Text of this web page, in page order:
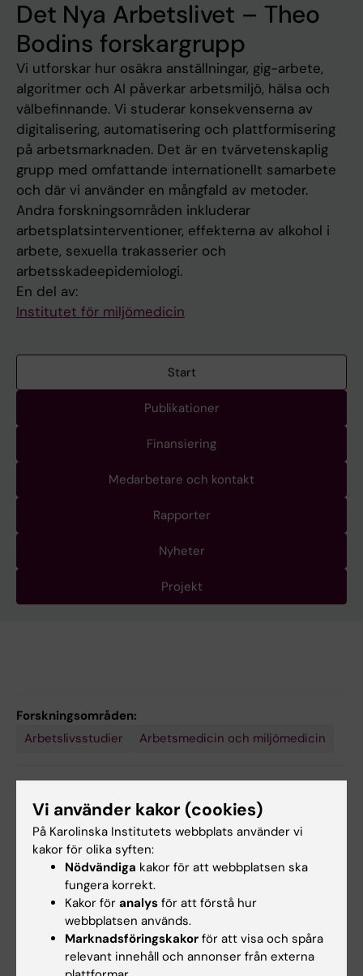
Det Nya Arbetslivet – Theo
Bodins forskargrupp
Vi utforskar hur osäkra anställningar, gig-arbete,
algoritmer och AI påverkar arbetsmiljö, hälsa och
välbefinnande. Vi studerar konsekvenserna av
digitalisering, automatisering och plattformisering
på arbetsmarknaden. Det är en tvärvetenskaplig
grupp med omfattande internationellt samarbete
och där vi använder en mångfald av metoder.
Andra forskningsområden inkluderar
arbetsplatsinterventioner, effekterna av alkohol i
arbete, sexuella trakasserier och
arbetsskadeepidemiologi.
En del av:
Institutet för miljömedicin
Start
Publikationer
Finansiering
Medarbetare och kontakt
Rapporter
Nyheter
Projekt
Forskningsområden:
Arbetslivsstudier
Arbetsmedicin och miljömedicin
Alkoholmissbruk
Anställning
Arbetshälsa
Arbetsolyckor
Balans mellan arbete och privatliv
Psykosocial
intervention
Sexuella
trakasserier
Yrkesmedicin
Yrkesmässig
exponering
Yrkessjukdomar
Yrkesskador
Visa alla
Miranda Sylvi Maria Beck
Sidan uppdaterad:2026-07-31
Vi använder kakor (cookies)
På Karolinska Institutets webbplats använder vi
kakor för olika syften:
Nödvändiga kakor för att webbplatsen ska
fungera korrekt.
Kakor för analys för att förstå hur
webbplatsen används.
Marknadsföringskakor för att visa och spåra
relevant innehåll och annonser från externa